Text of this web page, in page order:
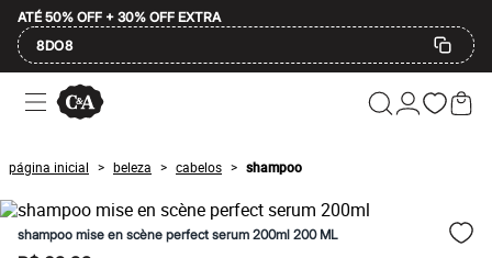
ATÉ 50% OFF + 30% OFF EXTRA
8DO8
Ofertas
Compre por Departamento
Masculino
Infantil
Calçados
Plus Size
2 calçados por R$189
página inicial > beleza > cabelos > shampoo
shampoo mise en scène perfect serum 200ml 200 ML